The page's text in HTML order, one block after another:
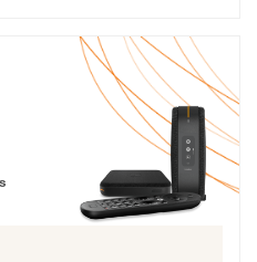
57,99 € par mois, Engagement 12 mois